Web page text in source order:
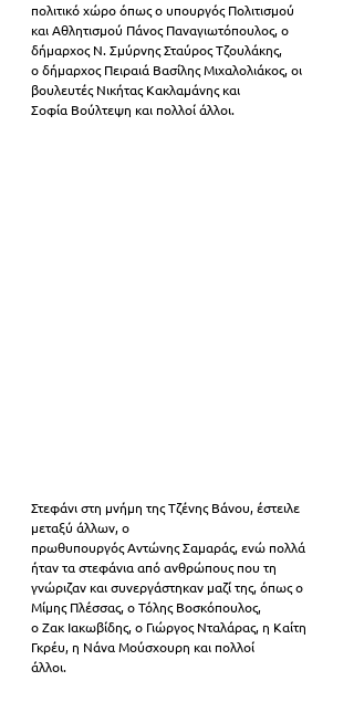
πολιτικό χώρο όπως ο υπουργός Πολιτισμού
και Αθλητισμού Πάνος Παναγιωτόπουλος, ο
δήμαρχος Ν. Σμύρνης Σταύρος Τζουλάκης,
ο δήμαρχος Πειραιά Βασίλης Μιχαλολιάκος, οι
βουλευτές Νικήτας Κακλαμάνης και
Σοφία Βούλτεψη και πολλοί άλλοι.
Στεφάνι στη μνήμη της Τζένης Βάνου, έστειλε
μεταξύ άλλων, ο
πρωθυπουργός Αντώνης Σαμαράς, ενώ πολλά
ήταν τα στεφάνια από ανθρώπους που τη
γνώριζαν και συνεργάστηκαν μαζί της, όπως ο
Μίμης Πλέσσας, ο Τόλης Βοσκόπουλος,
ο Ζακ Ιακωβίδης, ο Γιώργος Νταλάρας, η Καίτη
Γκρέυ, η Νάνα Μούσχουρη και πολλοί
άλλοι.